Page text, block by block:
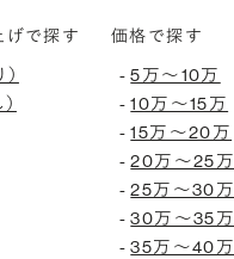
げで探す
価格で探す
-5万〜10万
-10万〜15万
-15万〜20万
-20万〜25万
-25万〜30万
-30万〜35万
-35万〜40万